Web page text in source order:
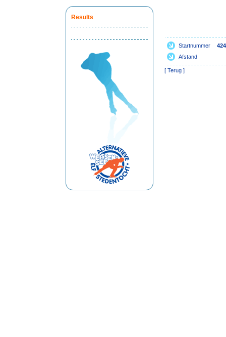
Results
Startnummer
Afstand
[ Terug ]